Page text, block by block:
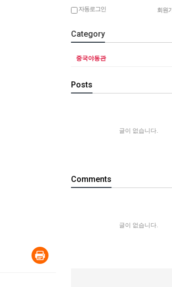
자동로그인 회원
Category
중국야동관
Posts
글이 없습니다.
Comments
글이 없습니다.